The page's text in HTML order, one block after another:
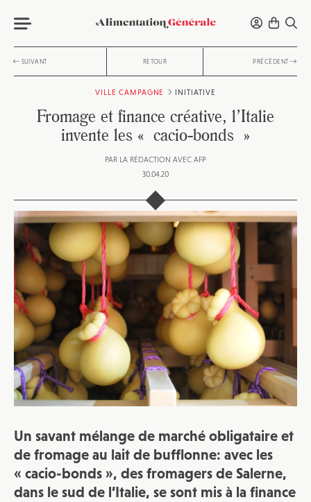
SUIVANT RETOUR PRÉCÉDENT
VILLE CAMPAGNE INITIATIVE
Fromage et finance créative, l’Italie
invente les « cacio-bonds »
PAR LA RÉDACTION AVEC AFP
30.04.20
Un savant mélange de marché obligataire et
de fromage au lait de bufflonne: avec les
« cacio-bonds », des fromagers de Salerne,
dans le sud de l’Italie, se sont mis à la finance